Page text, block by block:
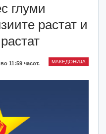
глуми
растат и
МАКЕДОНИЈА
11:59 часот.